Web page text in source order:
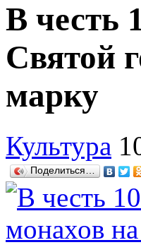
В честь
Святой
марку
Культура
Поделиться…